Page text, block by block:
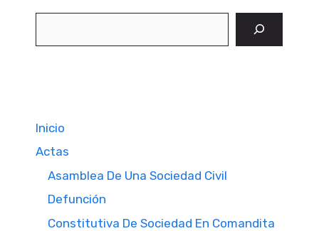
Inicio
Actas
Asamblea De Una Sociedad Civil
Defunción
Constitutiva De Sociedad En Comandita